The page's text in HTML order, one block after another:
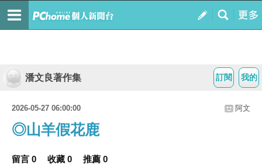
我的
訂閱
潘文良著作集
2026-05-27 06:00:00 阿文
◎山羊假花鹿
留言 0 收藏 0 推薦 0